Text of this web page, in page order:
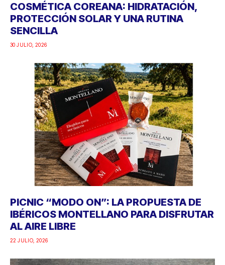
COSMÉTICA COREANA: HIDRATACIÓN,
PROTECCIÓN SOLAR Y UNA RUTINA
SENCILLA
30 JULIO, 2026
PICNIC “MODO ON”: LA PROPUESTA DE
IBÉRICOS MONTELLANO PARA DISFRUTAR
AL AIRE LIBRE
22 JULIO, 2026